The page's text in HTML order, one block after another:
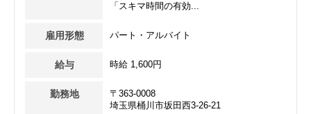
「スキマ時間の有効...
雇用形態 パート・アルバイト
給与 時給 1,600円
勤務地
〒363-0008
埼玉県桶川市坂田西3-26-21